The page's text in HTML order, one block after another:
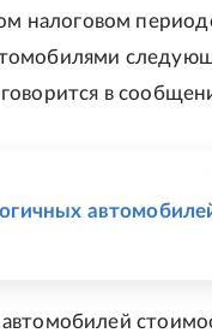
налоговом
в